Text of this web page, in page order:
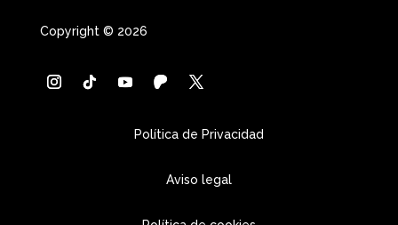
Copyright © 2026
Política de Privacidad
Aviso legal